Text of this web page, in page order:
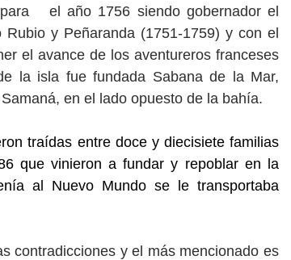
para el año 1756 siendo gobernador el
Rubio y Peñaranda (1751-1759) y con el
el avance de los aventureros franceses
la isla fue fundada Sabana de la Mar,
en el lado opuesto de la bahía.
traídas entre doce y diecisiete familias
que vinieron a fundar y repoblar en la
al Nuevo Mundo se le transportaba
contradicciones y el más mencionado es